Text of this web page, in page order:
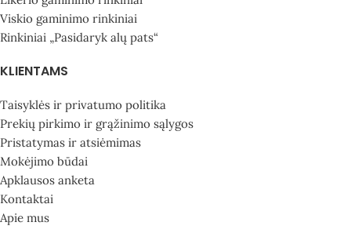
Viskio gaminimo rinkiniai
Rinkiniai „Pasidaryk alų pats“
KLIENTAMS
Taisyklės ir privatumo politika
Prekių pirkimo ir grąžinimo sąlygos
Pristatymas ir atsiėmimas
Mokėjimo būdai
Apklausos anketa
Kontaktai
Apie mus